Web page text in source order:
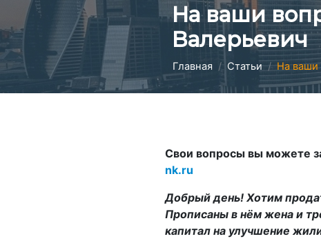
На ваши
Валерьевич
Главная Статьи На ваши
Свои вопросы вы можете
nk.ru
Добрый день! Хотим
Прописаны в нём жена и
капитал на улучшение